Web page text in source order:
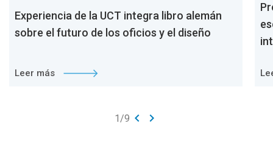
Experiencia de la UCT integra libro alemán
sobre el futuro de los oficios y el diseño
Leer más
1 /9 keyboard_arrow_left keyboard_arrow_right